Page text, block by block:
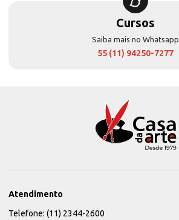
Cursos
Saiba mais no Whatsapp
55 (11) 94250-7277
Atendimento
Telefone: (11) 2344-2600